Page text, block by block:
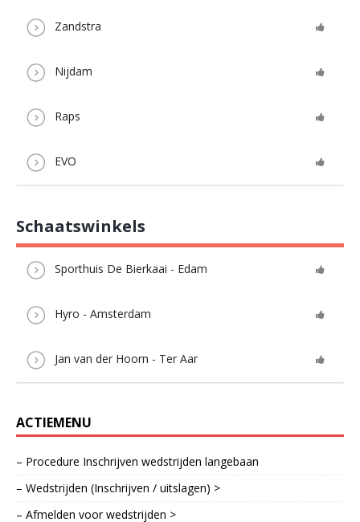
Zandstra
Nijdam
Raps
EVO
Schaatswinkels
Sporthuis De Bierkaai - Edam
Hyro - Amsterdam
Jan van der Hoorn - Ter Aar
ACTIEMENU
– Procedure Inschrijven wedstrijden langebaan
– Wedstrijden (Inschrijven / uitslagen) >
– Afmelden voor wedstrijden >